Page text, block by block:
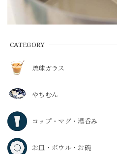
CATEGORY
琉球ガラス
やちむん
コップ・マグ・湯呑み
お皿・ボウル・お碗